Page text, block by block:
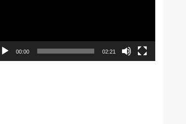
00:00 02:21